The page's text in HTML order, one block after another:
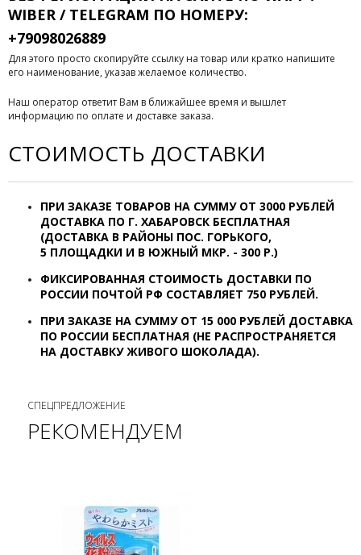
WIBER / TELEGRAM ПО НОМЕРУ:
+79098026889
Для этого просто скопируйте ссылку на товар или кратко напишите
его наименование, указав желаемое количество.
Наш оператор ответит Вам в ближайшее время и вышлет
информацию по оплате и доставке заказа.
СТОИМОСТЬ ДОСТАВКИ
ПРИ ЗАКАЗЕ ТОВАРОВ НА СУММУ ОТ 3000 РУБЛЕЙ
ДОСТАВКА ПО Г. ХАБАРОВСК БЕСПЛАТНАЯ
(ДОСТАВКА В РАЙОНЫ ПОС. ГОРЬКОГО,
5 ПЛОЩАДКИ И В ЮЖНЫЙ МКР. - 300 Р.)
ФИКСИРОВАННАЯ СТОИМОСТЬ ДОСТАВКИ ПО
РОССИИ ПОЧТОЙ РФ СОСТАВЛЯЕТ 750 РУБЛЕЙ.
ПРИ ЗАКАЗЕ НА СУММУ ОТ 15 000 РУБЛЕЙ ДОСТАВКА
ПО РОССИИ БЕСПЛАТНАЯ (НЕ РАСПРОСТРАНЯЕТСЯ
НА ДОСТАВКУ ЖИВОГО ШОКОЛАДА).
СПЕЦПРЕДЛОЖЕНИЕ
РЕКОМЕНДУЕМ